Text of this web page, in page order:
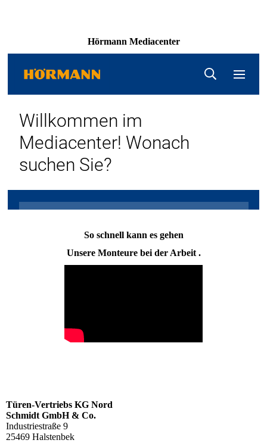
Hörmann Media­center
So schnell kann es gehen
Unsere Monteure bei der Arbeit .
Türen-Vertriebs KG Nord
Schmidt GmbH & Co.
Industriestraße 9
25469 Halstenbek